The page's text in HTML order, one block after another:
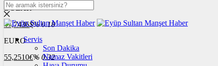
DOLAR
47,7436$% 0.18
EURO
55,2510€% 0.32
Servis
Son Dakika
Namaz Vakitleri